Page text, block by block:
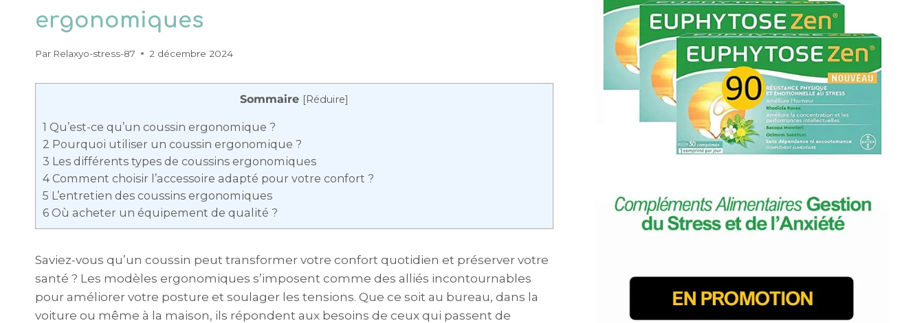
ergonomiques
Par Relaxyo-stress-87 2 décembre 2024
Sommaire [Réduire]
1 Qu’est-ce qu’un coussin ergonomique ?
2 Pourquoi utiliser un coussin ergonomique ?
3 Les différents types de coussins ergonomiques
4Comment choisir l’accessoire adapté pour votre confort ?
5 L’entretien des coussins ergonomiques
6 Où acheter un équipement de qualité ?
Saviez-vous qu’un coussin peut transformer votre confort quotidien et préserver votre
santé ? Les modèles ergonomiques s’imposent comme des alliés incontournables
pour améliorer votre posture et soulager les tensions. Que ce soit au bureau, dans la
voiture ou même à la maison, ils répondent aux besoins de ceux qui passent de